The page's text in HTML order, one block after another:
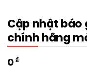
Cập nhật báo
chính hãng
0₫